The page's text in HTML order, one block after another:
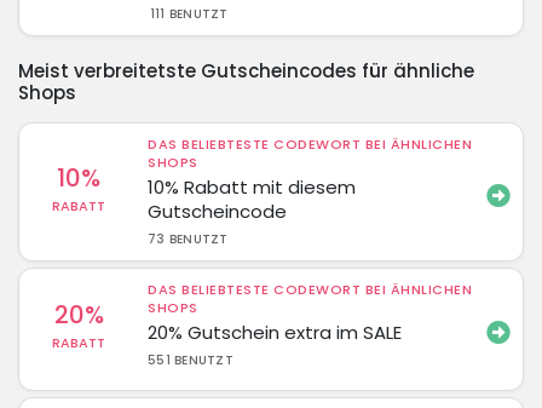
111 BENUTZT
Meist verbreitetste Gutscheincodes für ähnliche
Shops
10%
RABATT
DAS BELIEBTESTE CODEWORT BEI ÄHNLICHEN
SHOPS
10% Rabatt mit diesem
Gutscheincode
73 BENUTZT
20%
RABATT
DAS BELIEBTESTE CODEWORT BEI ÄHNLICHEN
SHOPS
20% Gutschein extra im SALE
551 BENUTZT